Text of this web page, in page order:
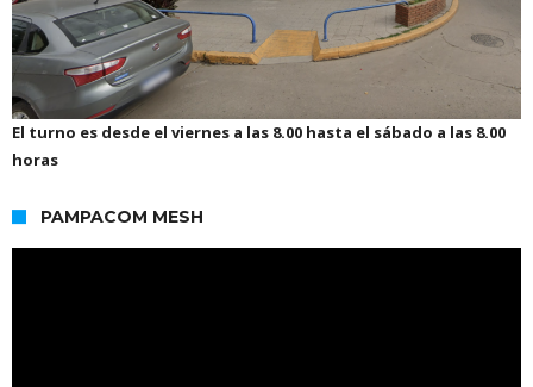
El turno es desde el viernes a las 8.00 hasta el sábado a las 8.00
horas
PAMPACOM MESH